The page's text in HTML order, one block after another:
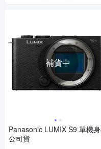
補貨中
Panasonic LUMIX S9 單機身
公司貨